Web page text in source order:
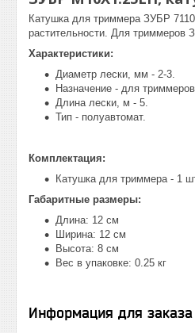
Катушка для триммера ЗУБР
растительности. Для
Характеристики:
Диаметр лески, мм - 2-3.
Назначение - для
Длина лески, м - 5.
Тип - полуавтомат.
Комплектация:
Катушка для триммера - 1
Габаритные размеры:
Длина: 12 см
Ширина: 12 см
Высота: 8 см
Вес в упаковке: 0.25 кг
Информация для заказа